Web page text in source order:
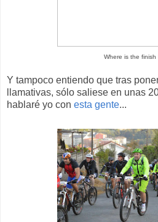
Where is the finish
Y tampoco entiendo que tras
llamativas, sólo saliese en unas
hablaré yo con esta gente...